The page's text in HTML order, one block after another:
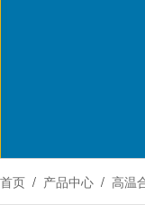
首页 / 产品中心 / 高温